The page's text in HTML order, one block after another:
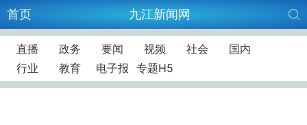
首页 九江新闻网
直播 政务 要闻 视频 社会
国内
行业
教育 电子报 专题H5